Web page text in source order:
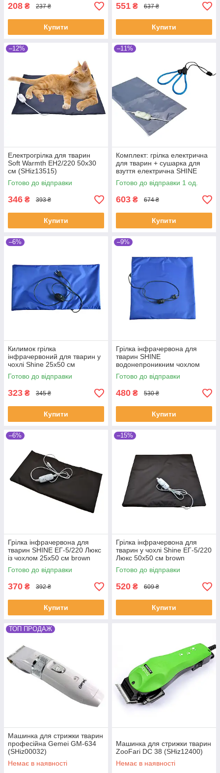
208 ₴ 237 ₴
Купити
551 ₴ 637 ₴
Купити
–12%
Електрогрілка для тварин
Soft Warmth EH2/220 50х30
см (SHiz13515)
Готово до відправки
346 ₴ 393 ₴
Купити
–11%
Комплект: грілка електрична
для тварин + сушарка для
взуття електрична SHINE
(SHMIX2003/2301)
Готово до відправки 1 од.
603 ₴ 674 ₴
Купити
–6%
Килимок грілка
інфрачервоний для тварин у
чохлі Shine 25х50 см
(SHiz14167)
Готово до відправки
323 ₴ 345 ₴
Купити
–9%
Грілка інфрачервона для
тварин SHINE
водонепроникним чохлом
50х50 см (SHiz14168)
Готово до відправки
480 ₴ 530 ₴
Купити
–6%
Грілка інфрачервона для
тварин SHINE ЕГ-5/220 Люкс
із чохлом 25х50 см brown
(SHiz16397)
Готово до відправки
370 ₴ 392 ₴
Купити
–15%
Грілка інфрачервона для
тварин у чохлі Shine ЕГ-5/220
Люкс 50х50 см brown
(SHiz16398)
Готово до відправки
520 ₴ 609 ₴
Купити
ТОП ПРОДАЖ
Машинка для стрижки тварин
професійна Gemei GM-634
(SHiz00032)
Немає в наявності
Машинка для стрижки тварин
ZooFari DC 38 (SHiz12400)
Немає в наявності